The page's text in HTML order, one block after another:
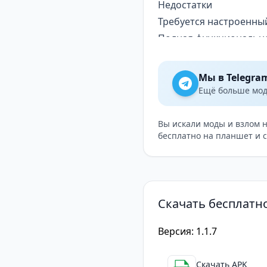
Недостатки
Требуется
Полная
Lissen— это удобное
доступ к вашей
приложение станет
Мы в
Ещё больше
Вы искали моды и взлом
бесплатно на планшет и
Скачать
Версия: 1.1.7
Скачать APK